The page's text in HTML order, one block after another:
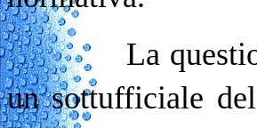
La questione
un sottufficiale